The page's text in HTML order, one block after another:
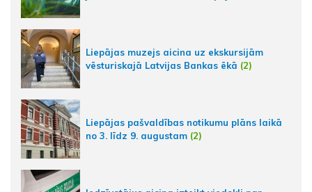
Liepājas muzejs aicina uz ekskursijām
vēsturiskajā Latvijas Bankas ēkā (2)
Liepājas pašvaldības notikumu plāns laikā
no 3. līdz 9. augustam (2)